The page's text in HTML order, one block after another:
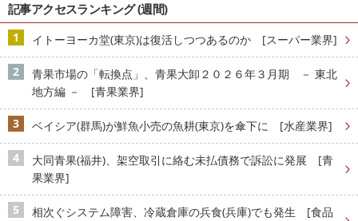
記事アクセスランキング (週間)
イトーヨーカ堂(東京)は復活しつつあるのか [スーパー業界]
青果市場の「転換点」、青果大卸２０２６年３月期 － 東北
地方編 － [青果業界]
ベイシア(群馬)が鮮魚小売の魚耕(東京)を傘下に [水産業界]
大同青果(福井)、架空取引に絡む未払債務で訴訟に発展 [青
果業界]
相次ぐシステム障害、冷蔵倉庫の兵食(兵庫)でも発生 [食品